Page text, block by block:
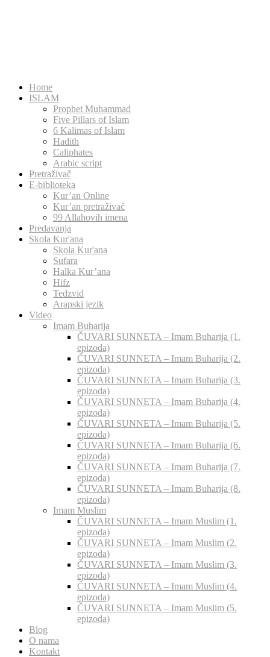
Home
ISLAM
Prophet Muhammad
Five Pillars of Islam
6 Kalimas of Islam
Hadith
Caliphates
Arabic script
Pretraživač
E-biblioteka
Kur’an Online
Kur’an pretraživač
99 Allahovih imena
Predavanja
Skola Kur'ana
Skola Kur'ana
Sufara
Halka Kur’ana
Hifz
Tedzvid
Arapski jezik
Video
Imam Buharija
ČUVARI SUNNETA – Imam Buharija (1.
epizoda)
ČUVARI SUNNETA – Imam Buharija (2.
epizoda)
ČUVARI SUNNETA – Imam Buharija (3.
epizoda)
ČUVARI SUNNETA – Imam Buharija (4.
epizoda)
ČUVARI SUNNETA – Imam Buharija (5.
epizoda)
ČUVARI SUNNETA – Imam Buharija (6.
epizoda)
ČUVARI SUNNETA – Imam Buharija (7.
epizoda)
ČUVARI SUNNETA – Imam Buharija (8.
epizoda)
Imam Muslim
ČUVARI SUNNETA – Imam Muslim (1.
epizoda)
ČUVARI SUNNETA – Imam Muslim (2.
epizoda)
ČUVARI SUNNETA – Imam Muslim (3.
epizoda)
ČUVARI SUNNETA – Imam Muslim (4.
epizoda)
ČUVARI SUNNETA – Imam Muslim (5.
epizoda)
Blog
O nama
Kontakt